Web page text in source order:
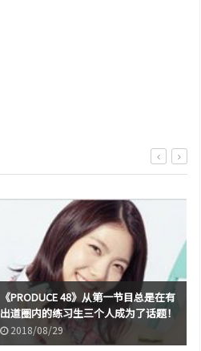
《PRODUCE 48》从第一节目总是在有
出道圈内的练习生三个人成为了话题！
2018/08/29